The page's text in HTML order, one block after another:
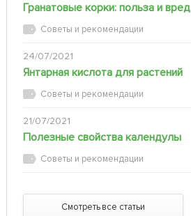
Гранатовые корки: польза и вред
Советы и рекомендации
24/07/2021
Янтарная кислота для растений
Советы и рекомендации
21/07/2021
Полезные свойства календулы
Советы и рекомендации
Смотреть все статьи